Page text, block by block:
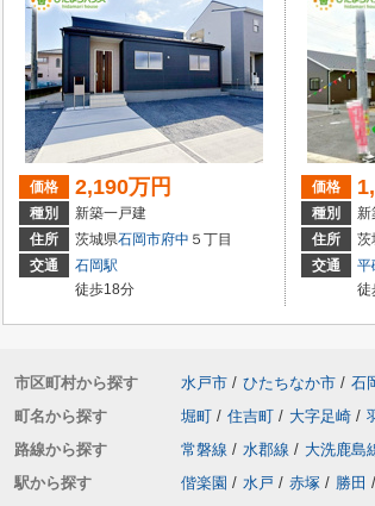
価格 2,190万円
種別
新築一戸建
住所
茨城県石岡市府中 ５丁目
交通
石岡駅
徒歩18分
価格
種別
新
住所
茨
交通
平
徒
市区町村から探す 水戸市 / ひたちなか市 / 石
町名から探す
堀町 / 住吉町 / 大字足崎 /
路線から探す
常磐線 / 水郡線 / 大洗鹿島
駅から探す
偕楽園 / 水戸 / 赤塚 / 勝田 /